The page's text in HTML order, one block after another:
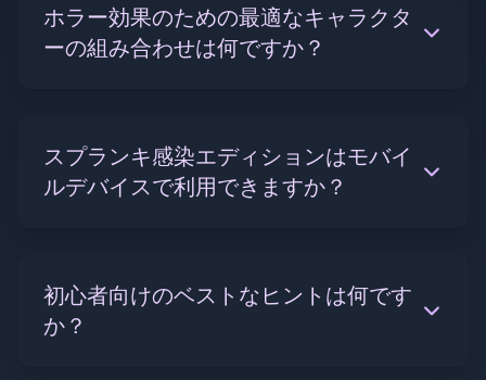
ホラー効果のための最適なキャラクタ
ーの組み合わせは何ですか？
スプランキ感染エディションはモバイ
ルデバイスで利用できますか？
初心者向けのベストなヒントは何です
か？